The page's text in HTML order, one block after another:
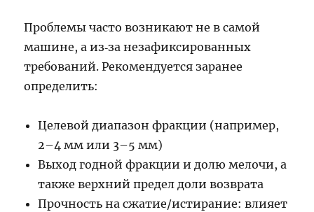
Проблемы часто возникают не в самой
машине, а из‑за незафиксированных
требований. Рекомендуется заранее
определить:
Целевой диапазон фракции (например,
2–4 мм или 3–5 мм)
Выход годной фракции и долю мелочи, а
также верхний предел доли возврата
Прочность на сжатие/истирание: влияет